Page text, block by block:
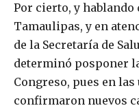
Por cierto, y hablando
Tamaulipas, y en
de la Secretaría de
determinó posponer
Congreso, pues en
confirmaron nuevos